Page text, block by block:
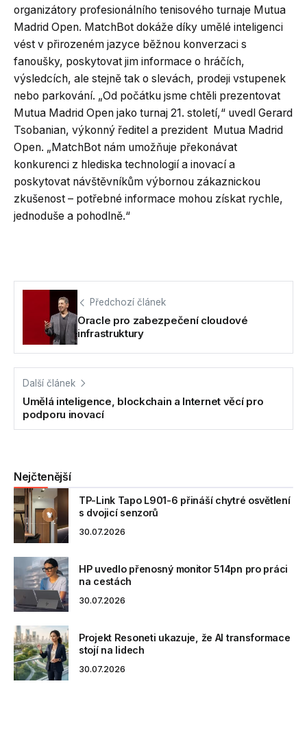
organizátory profesionálního tenisového turnaje Mutua
Madrid Open. MatchBot dokáže díky umělé inteligenci
vést v přirozeném jazyce běžnou konverzaci s
fanoušky, poskytovat jim informace o hráčích,
výsledcích, ale stejně tak o slevách, prodeji vstupenek
nebo parkování. „Od počátku jsme chtěli prezentovat
Mutua Madrid Open jako turnaj 21. století,“ uvedl Gerard
Tsobanian, výkonný ředitel a prezident Mutua Madrid
Open. „MatchBot nám umožňuje překonávat
konkurenci z hlediska technologií a inovací a
poskytovat návštěvníkům výbornou zákaznickou
zkušenost – potřebné informace mohou získat rychle,
jednoduše a pohodlně.“
Předchozí článek
Oracle pro zabezpečení cloudové
infrastruktury
Další článek
Umělá inteligence, blockchain a Internet věcí pro
podporu inovací
Nejčtenější
TP-Link Tapo L901-6 přináší chytré osvětlení
s dvojicí senzorů
30.07.2026
HP uvedlo přenosný monitor 514pn pro práci
na cestách
30.07.2026
Projekt Resoneti ukazuje, že AI transformace
stojí na lidech
30.07.2026